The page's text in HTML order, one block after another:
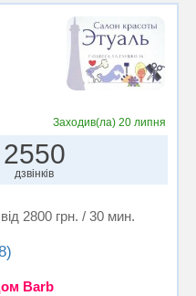
Заходив(ла) 20 липня
2550
дзвінків
від 2800 грн. / 30 мин.
Barb